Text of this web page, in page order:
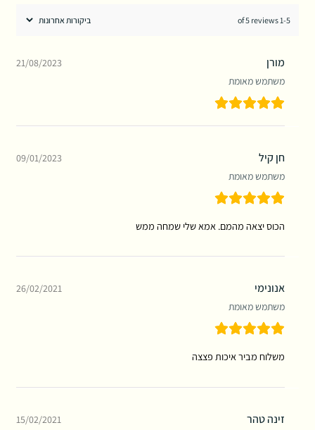
1-5 of 5 reviews
מורן
משתמש מאומת
21/08/2023
חן קיל
משתמש מאומת
09/01/2023
הכוס יצאה מהמם. אמא שלי שמחה ממש
אנונימי
משתמש מאומת
26/02/2021
משלוח מביר איכות פצצה
זינה טהר 15/02/2021